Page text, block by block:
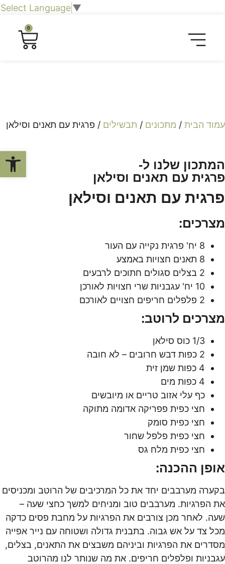
Select Language▼
0
עמוד הבית / מתכונים / תבשילים / פרגית עם תאנים וסילאן
המתכון שלנו ל-
פרגית עם תאנים וסילאן
פרגית עם תאנים וסילאן
מצרכים:
8 יח' פרגית נקייה עם העור
8 תאנים חצויות באמצע
2 בצלים סגולים חתוכים לרבעים
10 יח' עגבניות שרי חצויות לאורכן
2 פלפלים חריפים חצויים לאורכם
מצרכים לרוטב:
1/3 כוס סילאן
2 כפות דבש חרובים – לא חובה
4 כפות שמן זית
4 כפות מים
כף עלי אזוב טריים או מיובשים
חצי כפית פפריקה אדומה מתוקה
חצי כפית סומק
חצי כפית פלפל שחור
חצי כפית מלח גס
אופן ההכנה:
בקערה מערבבים יחד את כל המרכיבים של הרוטב ומכניסים
את הפרגיות. מערבבים טוב ומניחים למשך כחצי שעה –
שעה. לאחר מכן צורבים את הפרגיות על מחבת פסים כדקה
מכל צד על אש גבוה. בתבנית גדולה ושטוחה עם נייר אפייה
מסדרים את הפרגיות וביניהם משבצים את התאנים, בצלים,
עגבניות ופלפלים חריפים. את מה שנותר לנו מהרוטב
פתח